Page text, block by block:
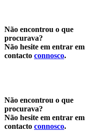
Não encontrou o que
procurava?
Não hesite em entrar em
contacto connosco.
Não encontrou o que
procurava?
Não hesite em entrar em
contacto connosco.